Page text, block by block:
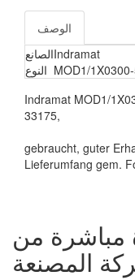
الوصف
الصانعIndramat
النوع MOD1/
Indramat MOD1/
33175,
gebraucht, guter
Lieferumfang gem.
مباشرة من
المصنعة